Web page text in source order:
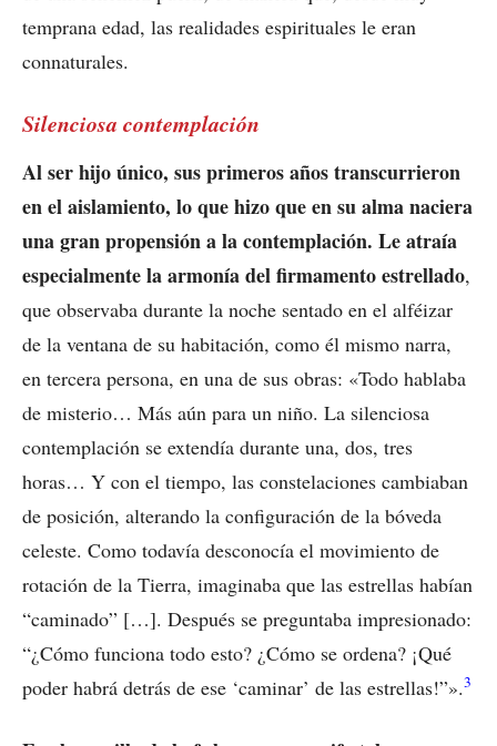
temprana edad, las realidades espirituales le eran
connaturales.
Silenciosa contemplación
Al ser hijo único, sus primeros años transcurrieron
en el aislamiento, lo que hizo que en su alma naciera
una gran propensión a la contemplación. Le atraía
especialmente la armonía del firmamento estrellado,
que observaba durante la noche sentado en el alféizar
de la ventana de su habitación, como él mismo narra,
en tercera persona, en una de sus obras: «Todo hablaba
de misterio… Más aún para un niño. La silenciosa
contemplación se extendía durante una, dos, tres
horas… Y con el tiempo, las constelaciones cambiaban
de posición, alterando la configuración de la bóveda
celeste. Como todavía desconocía el movimiento de
rotación de la Tierra, imaginaba que las estrellas habían
“caminado” […]. Después se preguntaba impresionado:
“¿Cómo funciona todo esto? ¿Cómo se ordena? ¡Qué
poder habrá detrás de ese ‘caminar’ de las estrellas!”».3